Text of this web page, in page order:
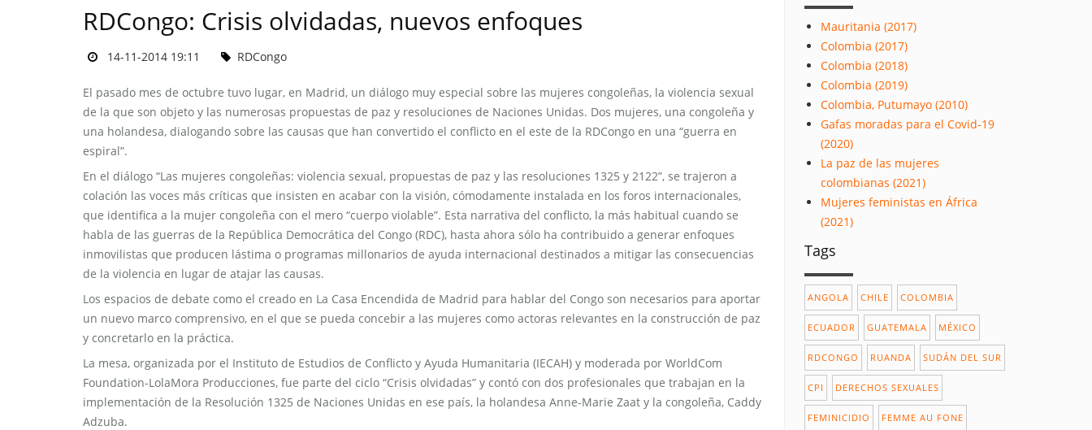
RDCongo: Crisis olvidadas, nuevos enfoques
14-11-2014 19:11 RDCongo
El pasado mes de octubre tuvo lugar, en Madrid, un diálogo muy especial sobre las mujeres congoleñas, la violencia sexual
de la que son objeto y las numerosas propuestas de paz y resoluciones de Naciones Unidas. Dos mujeres, una congoleña y
una holandesa, dialogando sobre las causas que han convertido el conflicto en el este de la RDCongo en una “guerra en
espiral”.
En el diálogo “Las mujeres congoleñas: violencia sexual, propuestas de paz y las resoluciones 1325 y 2122”, se trajeron a
colación las voces más críticas que insisten en acabar con la visión, cómodamente instalada en los foros internacionales,
que identifica a la mujer congoleña con el mero “cuerpo violable”. Esta narrativa del conflicto, la más habitual cuando se
habla de las guerras de la República Democrática del Congo (RDC), hasta ahora sólo ha contribuido a generar enfoques
inmovilistas que producen lástima o programas millonarios de ayuda internacional destinados a mitigar las consecuencias
de la violencia en lugar de atajar las causas.
Los espacios de debate como el creado en La Casa Encendida de Madrid para hablar del Congo son necesarios para aportar
un nuevo marco comprensivo, en el que se pueda concebir a las mujeres como actoras relevantes en la construcción de paz
y concretarlo en la práctica.
La mesa, organizada por el Instituto de Estudios de Conflicto y Ayuda Humanitaria (IECAH) y moderada por WorldCom
Foundation-LolaMora Producciones, fue parte del ciclo “Crisis olvidadas” y contó con dos profesionales que trabajan en la
implementación de la Resolución 1325 de Naciones Unidas en ese país, la holandesa Anne-Marie Zaat y la congoleña, Caddy
Adzuba.
Mauritania (2017)
Colombia (2017)
Colombia (2018)
Colombia (2019)
Colombia, Putumayo (2010)
Gafas moradas para el Covid-19
(2020)
La paz de las mujeres
colombianas (2021)
Mujeres feministas en África
(2021)
Tags
ANGOLA CHILE COLOMBIA
ECUADOR GUATEMALA MÉXICO
RDCONGO RUANDA SUDÁN DEL SUR
CPI DERECHOS SEXUALES
FEMINICIDIO FEMME AU FONE